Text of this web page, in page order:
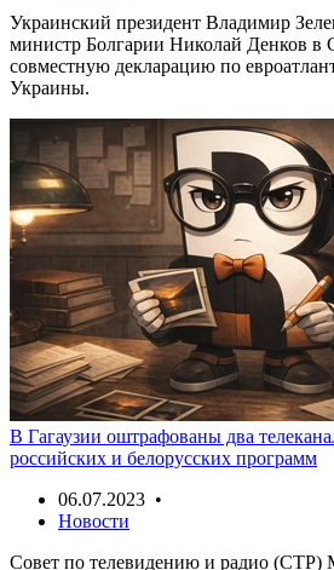
Украинский президент Владимир
министр Болгарии Николай Денков в
совместную декларацию по
Украины.
В Гагаузии оштрафованы два
российских и белорусских программ
06.07.2023 •
Новости
Совет по телевидению и радио (СТР)